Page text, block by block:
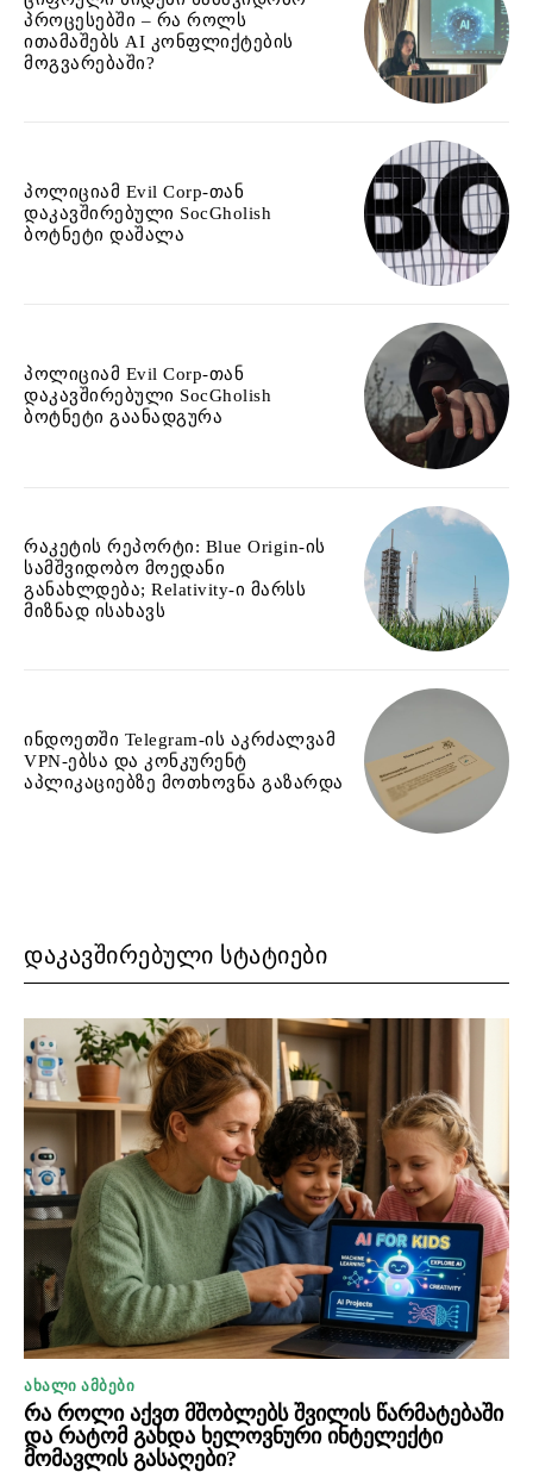
პროცესებში – რა როლს
ითამაშებს AI კონფლიქტების
მოგვარებაში?
პოლიციამ Evil Corp-თან
დაკავშირებული SocGholish
ბოტნეტი დაშალა
პოლიციამ Evil Corp-თან
დაკავშირებული SocGholish
ბოტნეტი გაანადგურა
რაკეტის რეპორტი: Blue Origin-ის
სამშვიდობო მოედანი
განახლდება; Relativity-ი მარსს
მიზნად ისახავს
ინდოეთში Telegram-ის აკრძალვამ
VPN-ებსა და კონკურენტ
აპლიკაციებზე მოთხოვნა გაზარდა
ᲓᲐᲙᲐᲕᲨᲘᲠᲔᲑᲣᲚᲘ ᲡᲢᲐᲢᲘᲔᲑᲘ
ᲐᲮᲐᲚᲘ ᲐᲛᲑᲔᲑᲘ
რა როლი აქვთ მშობლებს შვილის წარმატებაში
და რატომ გახდა ხელოვნური ინტელექტი
მომავლის გასაღები?